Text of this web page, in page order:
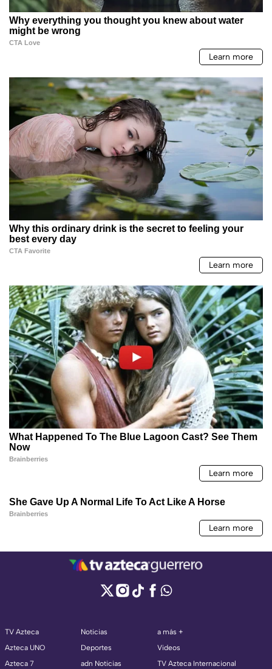
TV Azteca
Azteca UNO
Azteca 7
Noticias
Deportes
adn Noticias
a más +
Videos
TV Azteca Internacional